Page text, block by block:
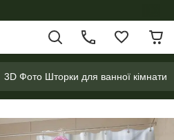
3D Фото Шторки для ванної кімнати